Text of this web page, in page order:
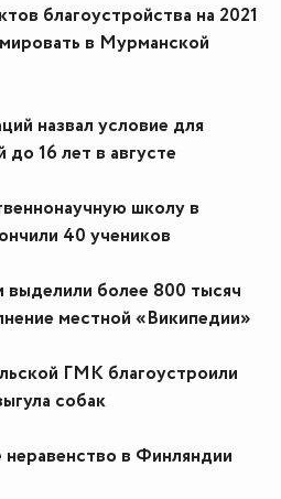
благоустройства на 2021
в Мурманской
назвал условие для
до 16 лет в августе
школу в
40 учеников
выделили более 800 тысяч
местной «Википедии»
ГМК благоустроили
собак
в Финляндии